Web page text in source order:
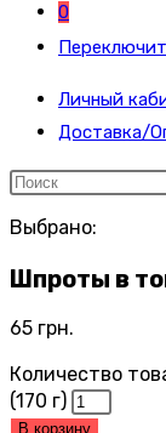
0
Личный
Доставка/
Выбрано:
Шпроты в
65 грн.
Количество
(170 г)
В корзину